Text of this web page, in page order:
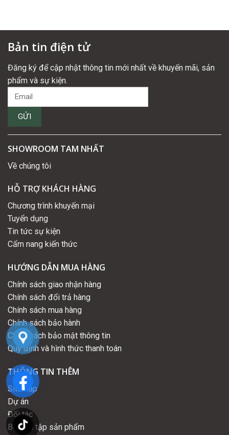
Bản tin điện tử
Đăng ký để cập nhật thông tin mới nhất về khuyến mãi, sản
phẩm và sự kiện.
SHOWROOM TAM NHẤT
Về chúng tôi
HỖ TRỢ KHÁCH HÀNG
Chương trình khuyến mại
Tuyển dụng
Tin tức sự kiện
Cẩm nang kiến thức
HƯỚNG DẪN MUA HÀNG
Chính sách giao nhận hàng
Chính sách đổi trả hàng
Chính sách mua hàng
Chính sách bảo hành
Chính sách bảo mật thông tin
Quy định và hình thức thanh toán
THÔNG TIN THÊM
Sitemap
Dự án
Đối tác
Bộ sưu tập sản phẩm